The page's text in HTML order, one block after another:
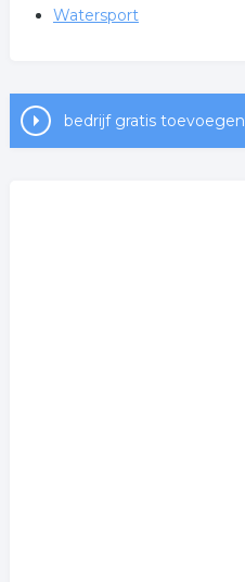
Watersport
bedrijf gratis toevoegen